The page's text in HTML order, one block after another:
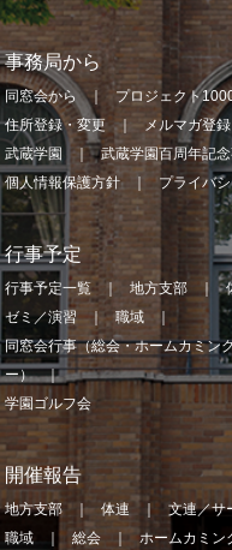
事務局から
同窓会から プロジェクト
住所登録・変更
メルマガ登録
武蔵学園
武蔵学園百周年記
個人情報保護方針
プライバ
行事予定
行事予定一覧 地方支部
ゼミ／演習
職域
同窓会行事（総会・ホームカミン
ー）
学園ゴルフ会
開催報告
地方支部 体連 文連／サ
職域
総会 ホームカミン